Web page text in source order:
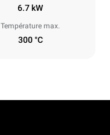
6.7 kW
Température max.
300 °C